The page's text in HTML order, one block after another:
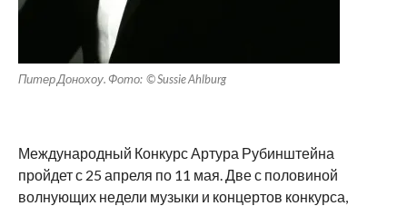
Питер Донохоу. Фото: © Sussie Ahlburg
Международный Конкурс Артура Рубинштейна
пройдет с 25 апреля по 11 мая. Две с половиной
волнующих недели музыки и концертов конкурса,